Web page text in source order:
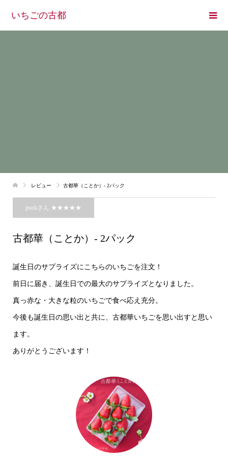
いちごの古都
レビュー 古都華（ことか）- 2パック
puckさん ★★★★★
古都華（ことか）- 2パック
誕生日のサプライズにこちらのいちごを注文！
前日に届き、誕生日での最大のサプライズとなりました。
真っ赤な・大きな粒のいちごで食べ応え充分。
今後も誕生日の思い出と共に、古都華いちごを思い出すと思い
ます。
ありがとうございます！